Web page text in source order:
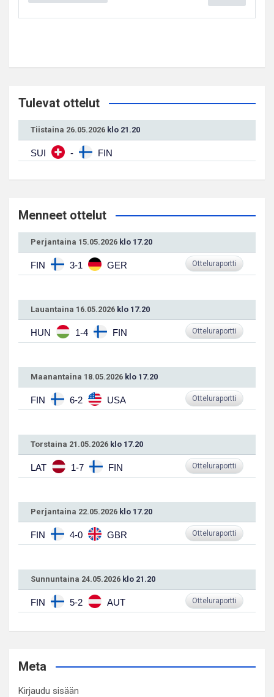
Tulevat ottelut
Tiistaina 26.05.2026 klo 21.20
SUI - FIN
Menneet ottelut
Perjantaina 15.05.2026 klo 17.20
FIN 3-1 GER Otteluraportti
Lauantaina 16.05.2026 klo 17.20
HUN 1-4 FIN Otteluraportti
Maanantaina 18.05.2026 klo 17.20
FIN 6-2 USA Otteluraportti
Torstaina 21.05.2026 klo 17.20
LAT 1-7 FIN Otteluraportti
Perjantaina 22.05.2026 klo 17.20
FIN 4-0 GBR Otteluraportti
Sunnuntaina 24.05.2026 klo 21.20
FIN 5-2 AUT Otteluraportti
Meta
Kirjaudu sisään